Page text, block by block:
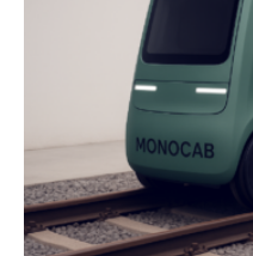
logistische Branche. Ziel
senken und den
Luftlogistik zu fördern.
Forschung, Technologie
Transferprojekt mit einer
660.000 Euro.